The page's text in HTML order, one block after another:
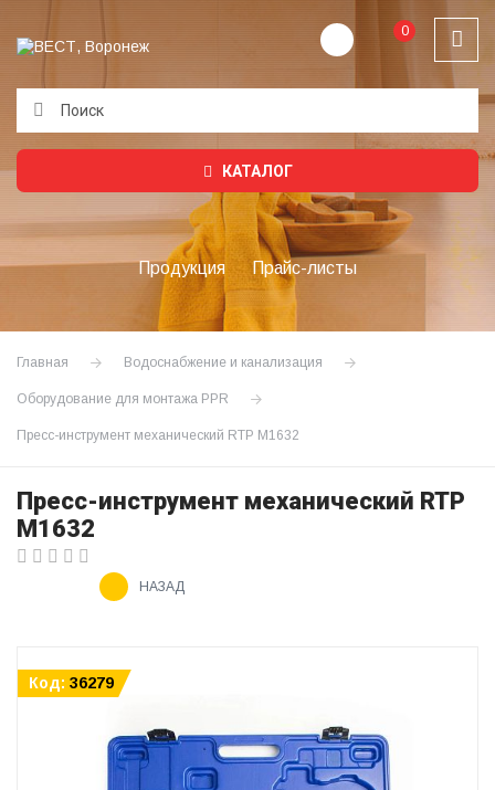
0
КАТАЛОГ
Продукция Прайс-листы
Главная Водоснабжение и канализация
Оборудование для монтажа PPR
Пресс-инструмент механический RTP М1632
Пресс-инструмент механический RTP
М1632
НАЗАД
Код: 36279